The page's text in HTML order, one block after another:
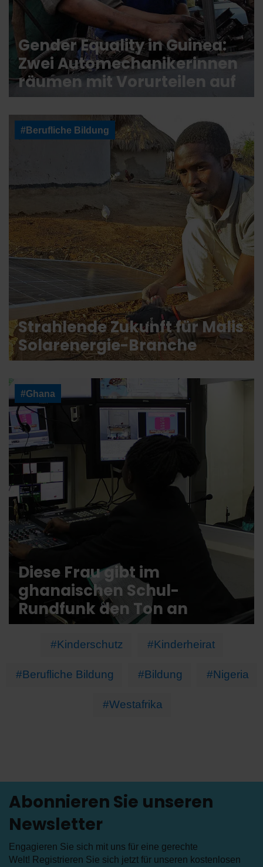
Gender Equality in Guinea:
Zwei Automechanikerinnen
räumen mit Vorurteilen auf
#Berufliche Bildung
Strahlende Zukunft für Malis
Solarenergie-Branche
#Ghana
Diese Frau gibt im
ghanaischen Schul-
Rundfunk den Ton an
#Kinderschutz #Kinderheirat
#Berufliche Bildung #Bildung #Nigeria
#Westafrika
Abonnieren Sie unseren
Newsletter
Engagieren Sie sich mit uns für eine gerechte
Welt! Registrieren Sie sich jetzt für unseren kostenlosen